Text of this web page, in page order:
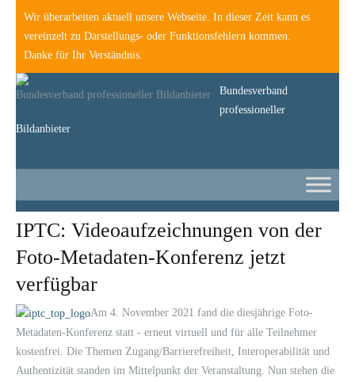
Wir überarbeiten aktuell unsere Webseite. In dieser Zeit kann es
vereinzelt zu Darstellungs- oder Funktionsfehlern kommen.
Danke für Ihr Verständnis.
Bundesverband professioneller Bildanbieter
Bundesverband
professioneller
Bildanbieter
IPTC: Videoaufzeichnungen von der
Foto-Metadaten-Konferenz jetzt
verfügbar
Am 4. November 2021 fand die diesjährige Foto-
Metadaten-Konferenz statt - erneut virtuell und für alle Teilnehmer
kostenfrei. Die Themen Zugang/Barrierefreiheit, Interoperabilität und
Authentizität standen im Mittelpunkt der Veranstaltung. Nun stehen die